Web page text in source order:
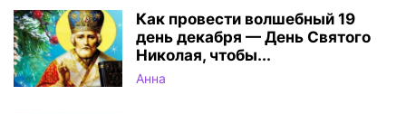
Как провести волшебный 19
день декабря — День Святого
Николая, чтобы...
Анна